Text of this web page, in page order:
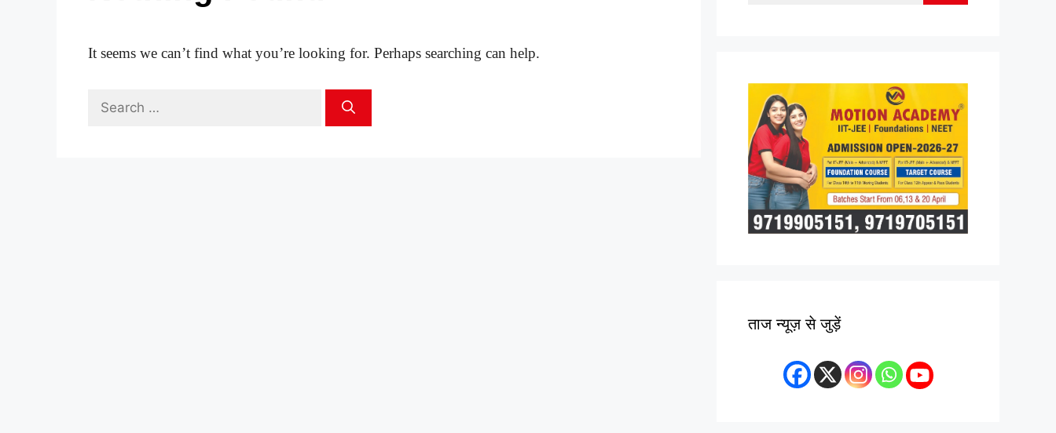
It seems we can’t find what you’re looking for. Perhaps searching can help.
Search
ताज न्यूज़ से जुड़ें